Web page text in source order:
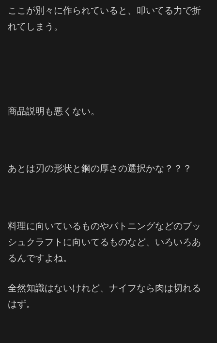
ここが別々に作られていると、叩いてる力で折
れてしまう。
商品説明も悪くない。
あとは刃の形状と鋼の厚さの選択かな？？？
料理に向いているものやバトニングなどのブッ
シュクラフトに向いてるものなど、いろいろあ
るんですよね。
全然知識はないけれど、ナイフなら肉は切れる
はず。